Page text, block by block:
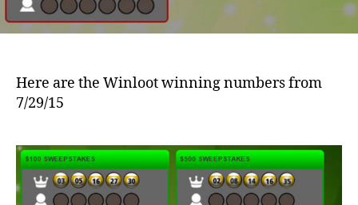
Here are the Winloot winning numbers from
7/29/15